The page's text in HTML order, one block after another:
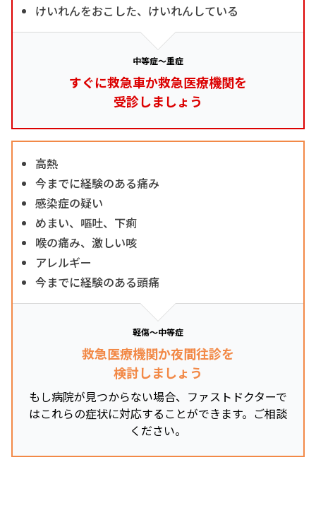
けいれんをおこした、けいれんしている
中等症～重症
すぐに救急車か救急医療機関を
受診しましょう
高熱
今までに経験のある痛み
感染症の疑い
めまい、嘔吐、下痢
喉の痛み、激しい咳
アレルギー
今までに経験のある頭痛
軽傷～中等症
救急医療機関か夜間往診を
検討しましょう
もし病院が見つからない場合、ファストドクターで
はこれらの症状に対応することができます。ご相談
ください。